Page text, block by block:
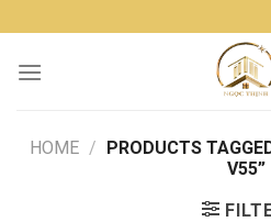
to
content
HOME / PRODUCTS
V55”